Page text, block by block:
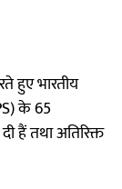
हुए भारतीय
के 65
हैं तथा अतिरिक्त